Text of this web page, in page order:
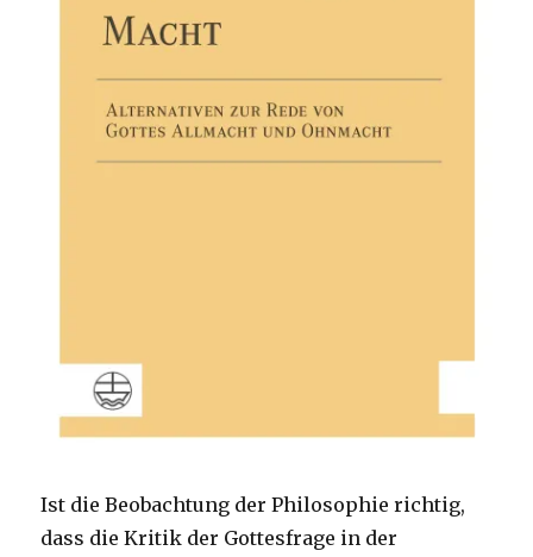
Ist die Beobachtung der Philosophie richtig,
dass die Kritik der Gottesfrage in der